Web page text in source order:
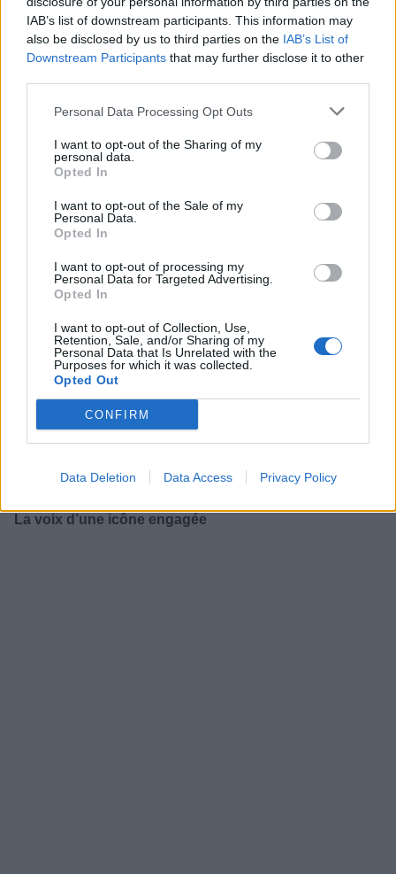
IAB’s list of downstream participants. This information may
also be disclosed by us to third parties on the IAB’s List of
Downstream Participants that may further disclose it to other
Personal Data Processing Opt Outs
I want to opt-out of the Sharing of my
personal data.
Opted In
I want to opt-out of the Sale of my
Personal Data.
Opted In
I want to opt-out of processing my
Personal Data for Targeted Advertising.
Opted In
I want to opt-out of Collection, Use,
Retention, Sale, and/or Sharing of my
Personal Data that Is Unrelated with the
Purposes for which it was collected.
Opted Out
CONFIRM
Data Deletion Data Access Privacy Policy
Ce bulletin n’avait pas pour objectif de faire peur, mais de
faire réfléchir. À l’époque, on pensait que ces scénarios
concernaient les générations futures. Pourtant, ce sont
déjà nos vies qui sont touchées. Canicules récurrentes,
soudaines... Les signes du dérèglement climatique sont
La voix d’une icône engagée